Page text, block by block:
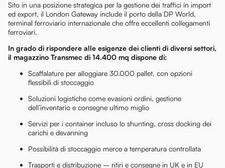
Sito in una posizione strategica per la gestione dei traffici in import
ed export, il London Gateway include il porto della DP World,
terminal ferroviario internazionale che offre eccellenti collegamenti
ferroviari.
In grado di rispondere alle esigenze dei clienti di diversi settori,
il magazzino Transmec di 14.400 mq dispone di:
Scaffalature per alloggiare 30.000 pallet, con opzioni
flessibili di stoccaggio
Soluzioni logistiche come evasioni ordini, gestione
dell’inventario e consegne ultimo miglio
Servizi per i container incluso lo shunting, cross docking dei
carichi e devanning
Possibilità di stoccaggio merce a temperatura controllata
Trasporti e distribuzione – ritiri e consegne in UK e in EU